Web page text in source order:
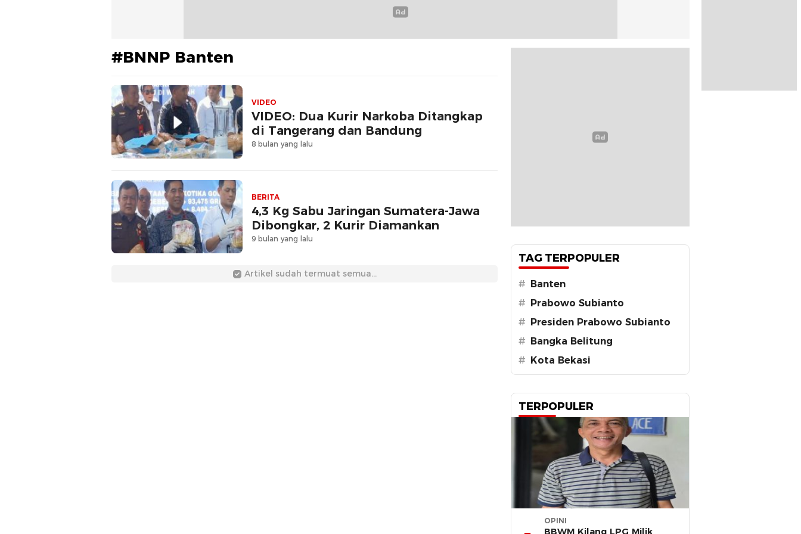
#BNNP Banten
VIDEO
VIDEO: Dua Kurir Narkoba Ditangkap
di Tangerang dan Bandung
8 bulan yang lalu
BERITA
4,3 Kg Sabu Jaringan Sumatera-Jawa
Dibongkar, 2 Kurir Diamankan
9 bulan yang lalu
Artikel sudah termuat semua...
TAG TERPOPULER
# Banten
# Prabowo Subianto
# Presiden Prabowo Subianto
# Bangka Belitung
# Kota Bekasi
TERPOPULER
OPINI
BBWM Kilang LPG Milik